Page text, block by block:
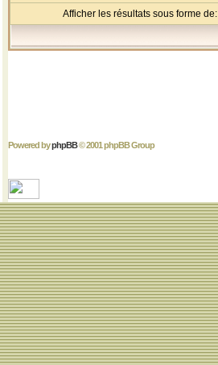
Afficher les résultats sous forme de:
Powered byphpBB© 2001 phpBB Group